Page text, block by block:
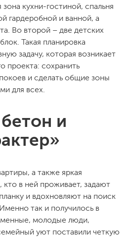
кухни-гостиной, спальня
гардеробной и ванной, а
Во второй – две детских
Такая планировка
задачу, которая возникает
проекта: сохранить
и сделать общие зоны
для всех.
и
а также яркая
кто в ней проживает, задают
и вдохновляют на поиск
так и получилось в
молодые люди,
уют поставили четкую